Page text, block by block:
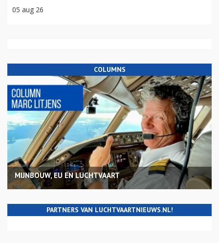
05 aug 26
COLUMNS
MIJNBOUW, EU EN LUCHTVAART
PARTNERS VAN LUCHTVAARTNIEUWS.NL!